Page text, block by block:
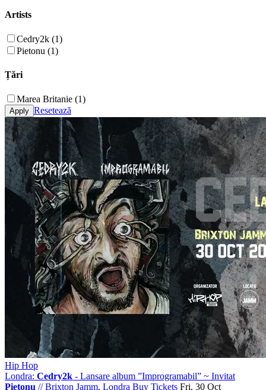
Artists
Cedry2k (1)
Pietonu (1)
Țări
Marea Britanie (1)
Resetează
Hip Hop
Londra: Cedry2k - Lansare album ”Improgramabil” ~ Invitat
Pietonu //Brixton Jamm, Londra Buy Tickets Fri, 30 Oct